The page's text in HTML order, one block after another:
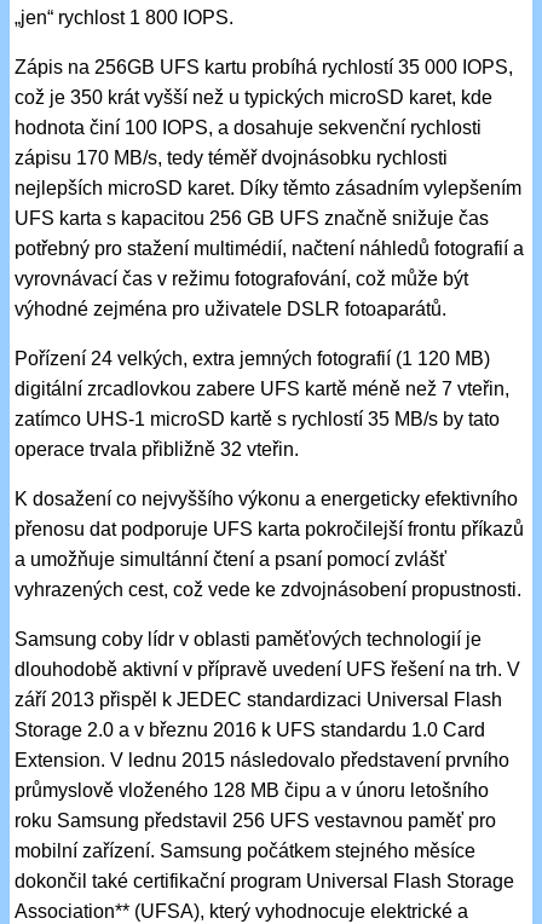
„jen“ rychlost 1 800 IOPS.
Zápis na 256GB UFS kartu probíhá rychlostí 35 000 IOPS,
což je 350 krát vyšší než u typických microSD karet, kde
hodnota činí 100 IOPS, a dosahuje sekvenční rychlosti
zápisu 170 MB/s, tedy téměř dvojnásobku rychlosti
nejlepších microSD karet. Díky těmto zásadním vylepšením
UFS karta s kapacitou 256 GB UFS značně snižuje čas
potřebný pro stažení multimédií, načtení náhledů fotografií a
vyrovnávací čas v režimu fotografování, což může být
výhodné zejména pro uživatele DSLR fotoaparátů.
Pořízení 24 velkých, extra jemných fotografií (1 120 MB)
digitální zrcadlovkou zabere UFS kartě méně než 7 vteřin,
zatímco UHS-1 microSD kartě s rychlostí 35 MB/s by tato
operace trvala přibližně 32 vteřin.
K dosažení co nejvyššího výkonu a energeticky efektivního
přenosu dat podporuje UFS karta pokročilejší frontu příkazů
a umožňuje simultánní čtení a psaní pomocí zvlášť
vyhrazených cest, což vede ke zdvojnásobení propustnosti.
Samsung coby lídr v oblasti paměťových technologií je
dlouhodobě aktivní v přípravě uvedení UFS řešení na trh. V
září 2013 přispěl k JEDEC standardizaci Universal Flash
Storage 2.0 a v březnu 2016 k UFS standardu 1.0 Card
Extension. V lednu 2015 následovalo představení prvního
průmyslově vloženého 128 MB čipu a v únoru letošního
roku Samsung představil 256 UFS vestavnou paměť pro
mobilní zařízení. Samsung počátkem stejného měsíce
dokončil také certifikační program Universal Flash Storage
Association** (UFSA), který vyhodnocuje elektrické a